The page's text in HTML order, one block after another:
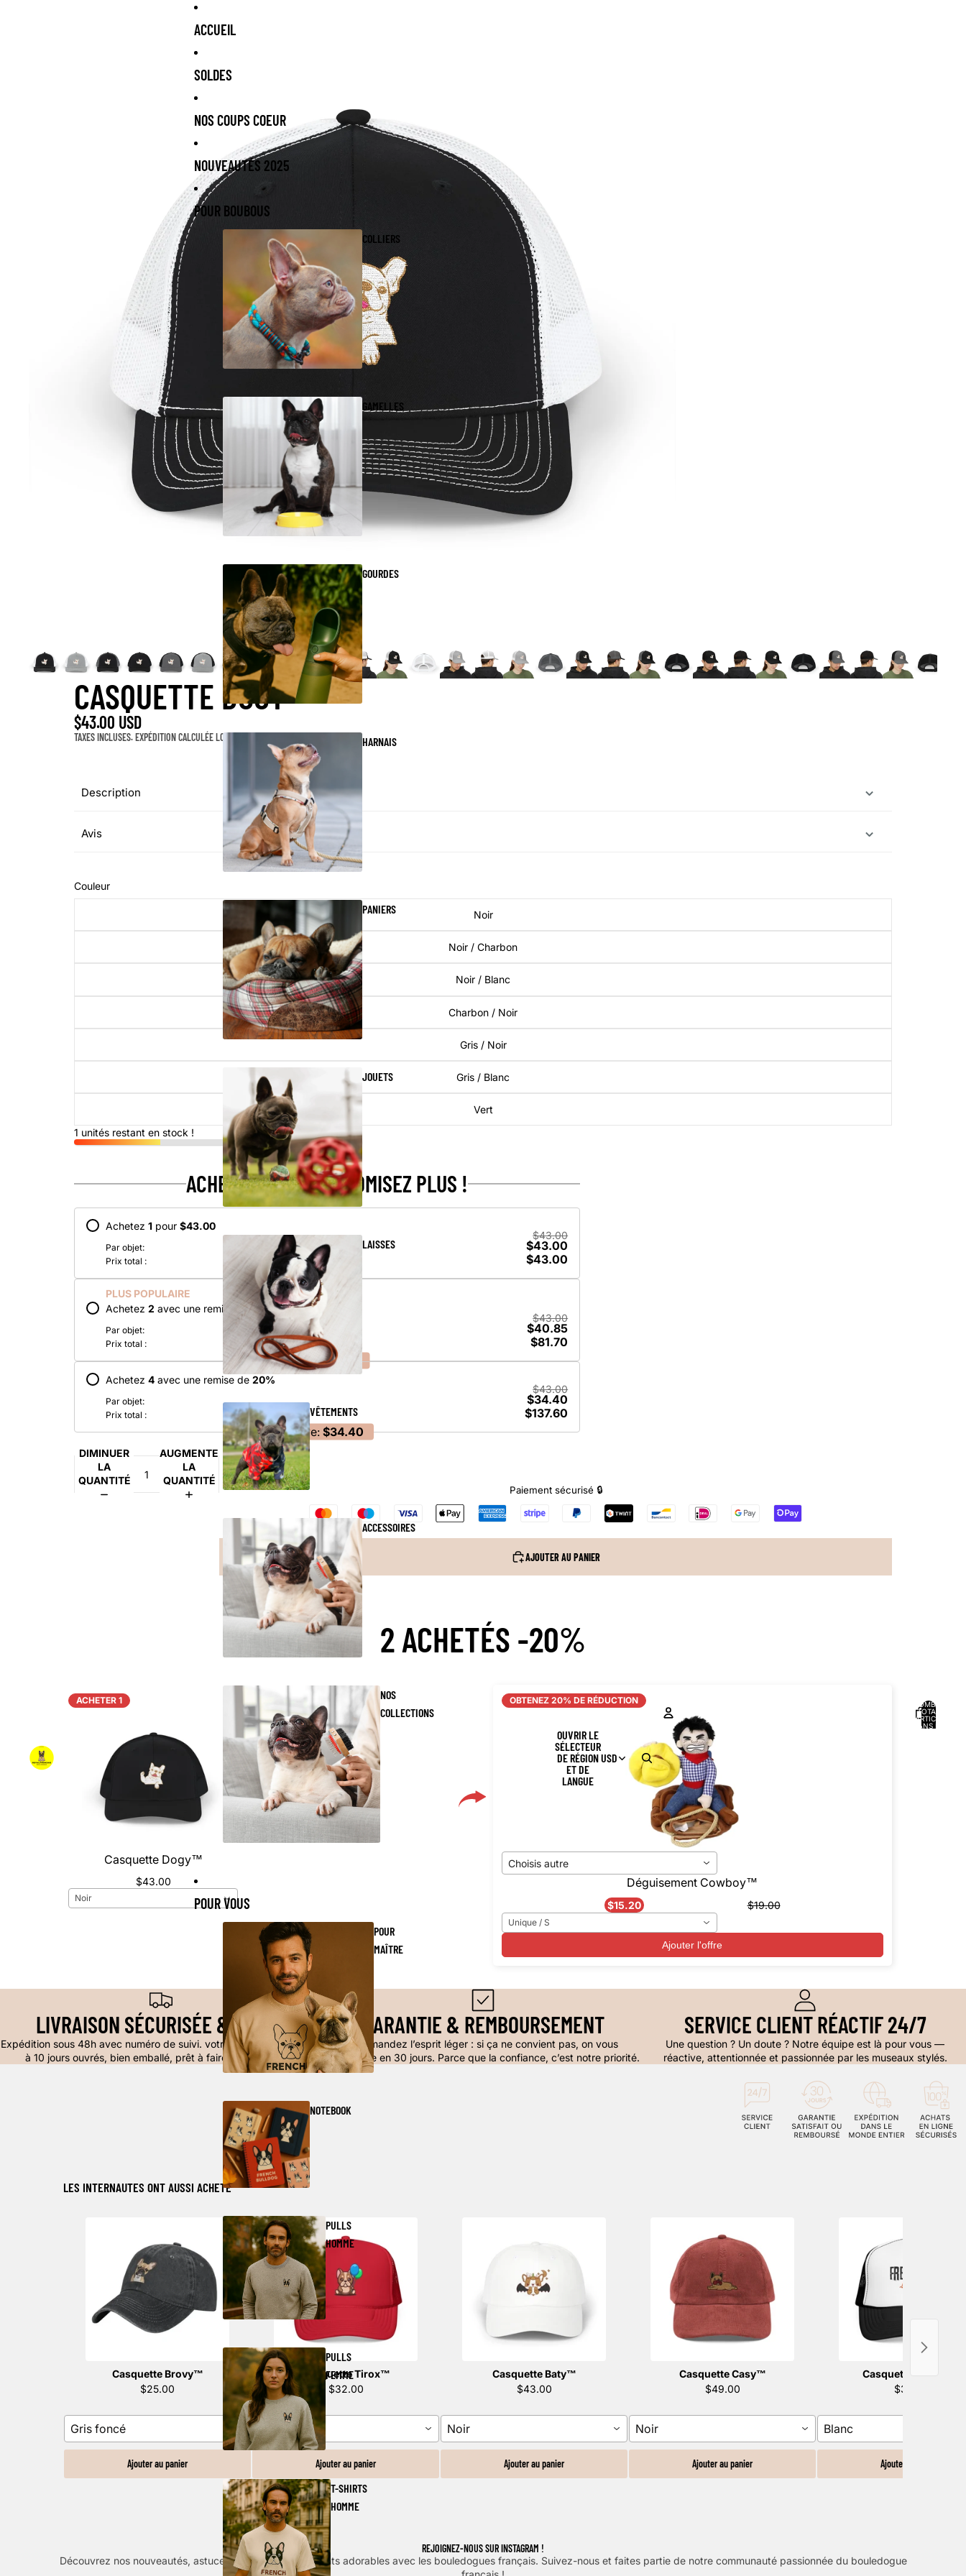
ACCUEIL
SOLDES
NOS COUPS COEUR
NOUVEAUTÉS 2025
POUR BOUBOUS
COLLIERS
GAMELLES
GOURDES
HARNAIS
PANIERS
JOUETS
LAISSES
VÊTEMENTS
ACCESSOIRES
NOS
COLLECTIONS
POUR VOUS
POUR
MAÎTRE
NOTEBOOK
PULLS
HOMME
PULLS
FEMME
T-SHIRTS
HOMME
OUVRIR LE
SÉLECTEUR
DE RÉGION
ET DE
LANGUE
USD
COMPTE
Commandes
NOMBRE
TOTAL
D’ARTICLES
DANS LE
CASQUETTE DOGY™️
$43.00 USD
TAXES INCLUSES. EXPÉDITION CALCULÉE LORS DU PAIEMENT.
Description
Avis
Couleur
Noir
Noir / Charbon
Noir / Blanc
Charbon / Noir
Gris / Noir
Gris / Blanc
Vert
1 unités restant en stock !
ACHETEZ PLUS, ÉCONOMISEZ PLUS !
Achetez 1 pour $43.00
Par objet:
$43.00
$43.00
Prix total : $43.00
PLUS POPULAIRE
Achetez 2 avec une remise de 5%
Par objet:
$43.00
$40.85
Prix total :
$81.70
Save: $4.30
Achetez 4 avec une remise de 20%
Par objet:
$43.00
$34.40
Prix total :
$137.60
Save: $34.40
DIMINUER
LA
QUANTITÉ
AUGMENTER
LA
QUANTITÉ
Paiement sécurisé 🔒
AJOUTER AU PANIER
2 ACHETÉS -20%
ACHETER 1
Casquette Dogy™️
$43.00
Noir
OBTENEZ 20% DE RÉDUCTION
Choisis autre
Déguisement Cowboy™️
$15.20 $19.00
Unique / S
Ajouter l'offre
LIVRAISON SÉCURISÉE & SUIVIE
Expédition sous 48h avec numéro de suivi. votre colis sera livré en 6
à 10 jours ouvrés, bien emballé, prêt à faire japper de joie.
GARANTIE & REMBOURSEMENT
Commandez l’esprit léger : si ça ne convient pas, on vous
rembourse en 30 jours. Parce que la confiance, c’est notre priorité.
SERVICE CLIENT RÉACTIF 24/7
Une question ? Un doute ? Notre équipe est là pour vous —
réactive, attentionnée et passionnée par les museaux stylés.
LES INTERNAUTES ONT AUSSI ACHETÉ
Casquette Brovy™️
$25.00
Gris foncé
Ajouter au panier
Casquette Tirox™️
$32.00
Bleu marine
Ajouter au panier
Casquette Baty™️
$43.00
Noir
Ajouter au panier
Casquette Casy™️
$49.00
Noir
Ajouter au panier
Casquette Trucky™️
$31.00
Blanc
Ajouter au panier
REJOIGNEZ-NOUS SUR INSTAGRAM !
Découvrez nos nouveautés, astuces exclusives et moments adorables avec les bouledogues français. Suivez-nous et faites partie de notre communauté passionnée du bouledogue